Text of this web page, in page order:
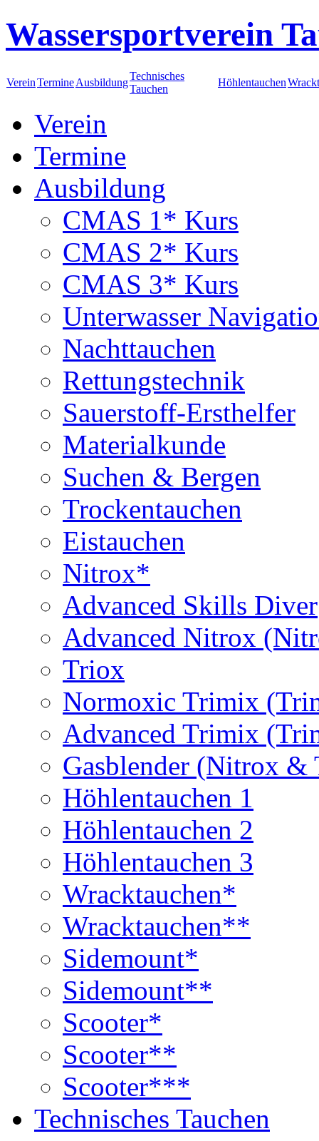
Wassersportverein
VereinTermineAusbildung
Technisches
Tauchen
Höhlentauchen
Verein
Termine
Ausbildung
CMAS 1* Kurs
CMAS 2* Kurs
CMAS 3* Kurs
Unterwasser
Nachttauchen
Rettungstechnik
Sauerstoff-Ersthelfer
Materialkunde
Suchen & Bergen
Trockentauchen
Eistauchen
Nitrox*
Advanced Skills Diver
Advanced Nitrox
Triox
Normoxic Trimix
Advanced Trimix
Gasblender (Nitrox
Höhlentauchen 1
Höhlentauchen 2
Höhlentauchen 3
Wracktauchen*
Wracktauchen**
Sidemount*
Sidemount**
Scooter*
Scooter**
Scooter***
Technisches Tauchen